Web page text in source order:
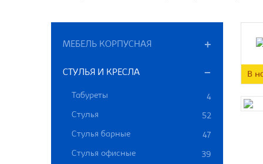
МЕБЕЛЬ КОРПУСНАЯ
СТУЛЬЯ И КРЕСЛА
Табуреты
4
Стулья
52
Стулья барные 47
Стулья офисные 39
В